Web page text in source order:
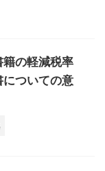
籍の軽減税率
ついての意